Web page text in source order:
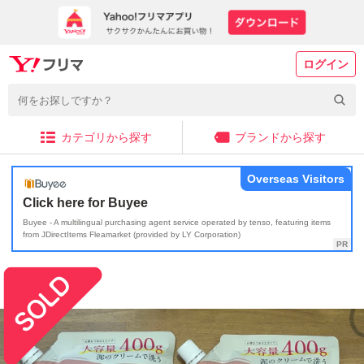
ログイン
カテゴリから探す ブランドから探す
Click here for Buyee
Buyee - A multilingual purchasing agent service operated by tenso, featuring items
from JDirectItems Fleamarket (provided by LY Corporation)
Overseas Visitors